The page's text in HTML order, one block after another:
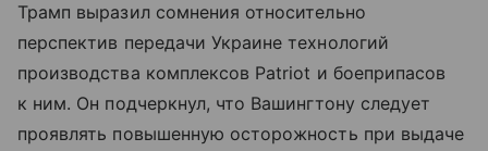
Трамп выразил сомнения относительно
перспектив передачи Украине технологий
производства комплексов Patriot и боеприпасов
к ним. Он подчеркнул, что Вашингтону следует
проявлять повышенную осторожность при выдаче